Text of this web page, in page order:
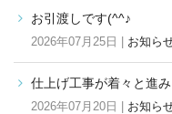
お引渡しです(^^♪
2026年07月25日 | お知ら
仕上げ工事が着々と進
2026年07月20日 | お知ら